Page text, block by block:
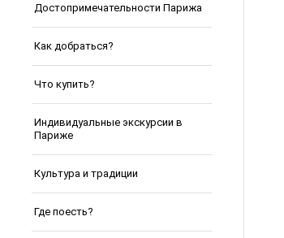
Достопримечательности Парижа
Как добраться?
Что купить?
Индивидуальные экскурсии в
Париже
Культура и традиции
Где поесть?